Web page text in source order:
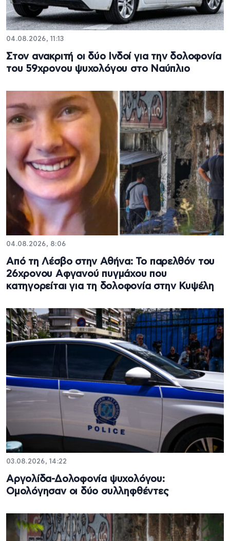
04.08.2026, 11:13
Στον ανακριτή οι δύο Ινδοί για την δολοφονία
του 59χρονου ψυχολόγου στο Ναύπλιο
04.08.2026, 8:06
Από τη Λέσβο στην Αθήνα: Το παρελθόν του
26χρονου Αφγανού πυγμάχου που
κατηγορείται για τη δολοφονία στην Κυψέλη
03.08.2026, 14:22
Αργολίδα-Δολοφονία ψυχολόγου:
Ομολόγησαν οι δύο συλληφθέντες